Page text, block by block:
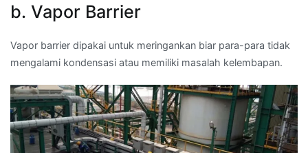
b. Vapor Barrier
Vapor barrier dipakai untuk meringankan biar para-para tidak
mengalami kondensasi atau memiliki masalah kelembapan.